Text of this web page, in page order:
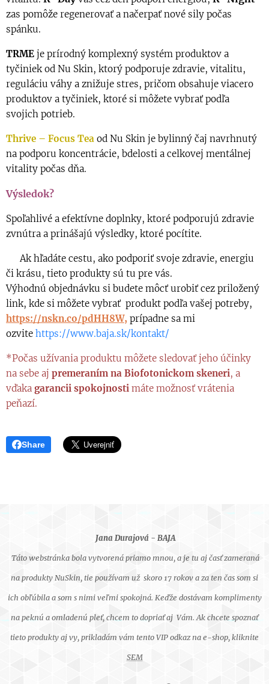
zas pomôže regenerovať a načerpať nové sily počas
spánku.
TRME je prírodný komplexný systém produktov a
tyčiniek od Nu Skin, ktorý podporuje zdravie, vitalitu,
reguláciu váhy a znižuje stres, pričom obsahuje viacero
produktov a tyčiniek, ktoré si môžete vybrať podľa
svojich potrieb.
Thrive – Focus Tea od Nu Skin je bylinný čaj navrhnutý
na podporu koncentrácie, bdelosti a celkovej mentálnej
vitality počas dňa.
Výsledok?
Spoľahlivé a efektívne doplnky, ktoré podporujú zdravie
zvnútra a prinášajú výsledky, ktoré pocítite.
👉 Ak hľadáte cestu, ako podporiť svoje zdravie, energiu
či krásu, tieto produkty sú tu pre vás.
Výhodnú objednávku si budete môcť urobiť cez priložený
link, kde si môžete vybrať produkt podľa vašej potreby,
https://nskn.co/pdHH8W, prípadne sa mi
ozvite https://www.baja.sk/kontakt/
*Počas užívania produktu môžete sledovať jeho účinky
na sebe aj premeraním na Biofotonickom skeneri, a
vďaka garancii spokojnosti máte možnosť vrátenia
peňazí.
Share
Jana Durajová - BAJA
Táto webstránka bola vytvorená priamo mnou, a je tu aj časť zameraná
na produkty NuSkin, tie používam už skoro 17 rokov a za ten čas som si
ich obľúbila a som s nimi veľmi spokojná. Keďže dostávam komplimenty
na peknú a omladenú pleť, chcem to dopriať aj Vám. Ak chcete spoznať
tieto produkty aj vy, prikladám vám tento VIP odkaz na e-shop, kliknite
SEM